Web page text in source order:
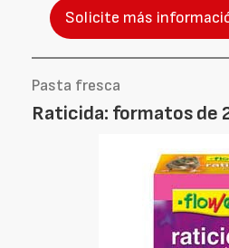
Solicite más
Pasta fresca
Raticida: formatos de